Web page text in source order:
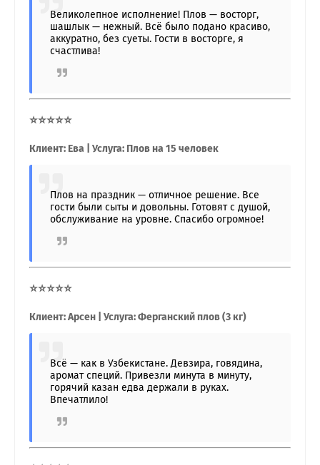
Великолепное исполнение! Плов — восторг,
шашлык — нежный. Всё было подано красиво,
аккуратно, без суеты. Гости в восторге, я
счастлива!
⭐⭐⭐⭐⭐
Клиент: Ева | Услуга: Плов на 15 человек
Плов на праздник — отличное решение. Все
гости были сыты и довольны. Готовят с душой,
обслуживание на уровне. Спасибо огромное!
⭐⭐⭐⭐⭐
Клиент: Арсен | Услуга: Ферганский плов (3 кг)
Всё — как в Узбекистане. Девзира, говядина,
аромат специй. Привезли минута в минуту,
горячий казан едва держали в руках.
Впечатлило!